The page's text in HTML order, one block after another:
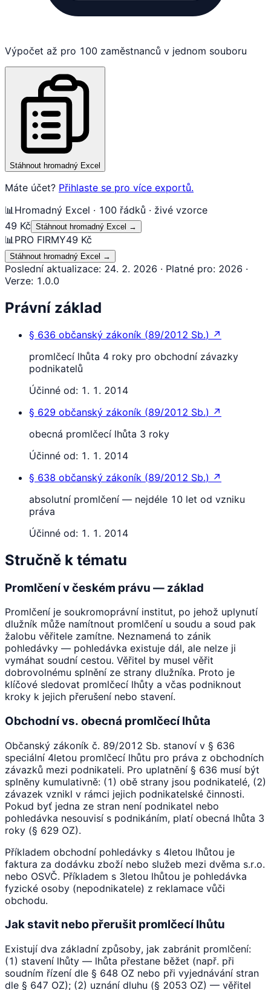
Výpočet až pro 100 zaměstnanců v jednom souboru
Stáhnout hromadný Excel
Máte účet? Přihlaste se pro více exportů.
📊 Hromadný Excel · 100 řádků · živé vzorce
49 Kč Stáhnout hromadný Excel →
📊 PRO FIRMY49 Kč
Stáhnout hromadný Excel →
Poslední aktualizace: 24. 2. 2026 · Platné pro: 2026 ·
Verze: 1.0.0
Právní základ
§ 636 občanský zákoník (89/2012 Sb.) ↗
promlčecí lhůta 4 roky pro obchodní závazky
podnikatelů
Účinné od: 1. 1. 2014
§ 629 občanský zákoník (89/2012 Sb.) ↗
obecná promlčecí lhůta 3 roky
Účinné od: 1. 1. 2014
§ 638 občanský zákoník (89/2012 Sb.) ↗
absolutní promlčení — nejdéle 10 let od vzniku
práva
Účinné od: 1. 1. 2014
Stručně k tématu
Promlčení v českém právu — základ
Promlčení je soukromoprávní institut, po jehož uplynutí
dlužník může namítnout promlčení u soudu a soud pak
žalobu věřitele zamítne. Neznamená to zánik
pohledávky — pohledávka existuje dál, ale nelze ji
vymáhat soudní cestou. Věřitel by musel věřit
dobrovolnému splnění ze strany dlužníka. Proto je
klíčové sledovat promlčecí lhůty a včas podniknout
kroky k jejich přerušení nebo stavení.
Obchodní vs. obecná promlčecí lhůta
Občanský zákoník č. 89/2012 Sb. stanoví v § 636
speciální 4letou promlčecí lhůtu pro práva z obchodních
závazků mezi podnikateli. Pro uplatnění § 636 musí být
splněny kumulativně: (1) obě strany jsou podnikatelé, (2)
závazek vznikl v rámci jejich podnikatelské činnosti.
Pokud byť jedna ze stran není podnikatel nebo
pohledávka nesouvisí s podnikáním, platí obecná lhůta 3
roky (§ 629 OZ).
Příkladem obchodní pohledávky s 4letou lhůtou je
faktura za dodávku zboží nebo služeb mezi dvěma s.r.o.
nebo OSVČ. Příkladem s 3letou lhůtou je pohledávka
fyzické osoby (nepodnikatele) z reklamace vůči
obchodu.
Jak stavit nebo přerušit promlčecí lhůtu
Existují dva základní způsoby, jak zabránit promlčení:
(1) stavení lhůty — lhůta přestane běžet (např. při
soudním řízení dle § 648 OZ nebo při vyjednávání stran
dle § 647 OZ); (2) uznání dluhu (§ 2053 OZ) — věřitel